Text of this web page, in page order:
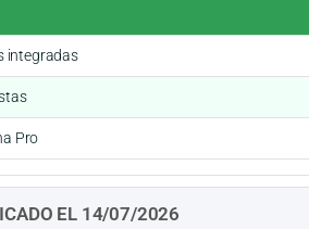
integradas
Pro
EL 14/07/2026